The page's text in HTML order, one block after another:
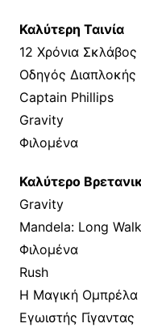
Καλύτερη Ταινία
12 Χρόνια Σκλάβος
Οδηγός Διαπλοκής
Captain Phillips
Gravity
Φιλομένα
Καλύτερο
Gravity
Mandela: Long
Φιλομένα
Rush
Η Μαγική Ομπρέλα
Εγωιστής Γίγαντας